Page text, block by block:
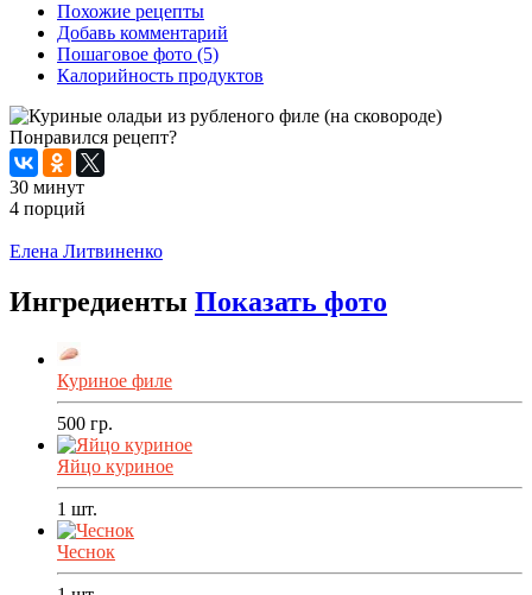
Похожие рецепты
Добавь комментарий
Пошаговое фото (5)
Калорийность продуктов
Понравился рецепт?
30 минут
4 порций
Елена Литвиненко
Ингредиенты Показать фото
Куриное филе
500 гр.
Яйцо куриное
1 шт.
Чеснок